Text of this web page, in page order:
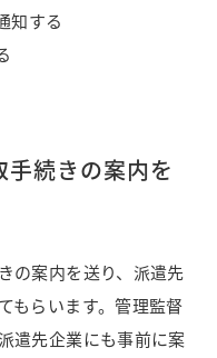
知する
続きの案内を
の案内を送り、派遣先
もらいます。管理監督
遣先企業にも事前に案